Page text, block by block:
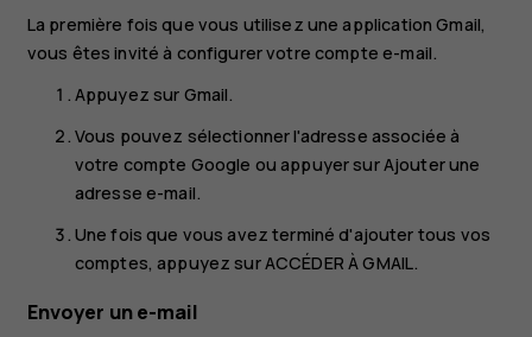
La première fois que vous utilisez une application Gmail,
vous êtes invité à configurer votre compte e-mail.
Appuyez sur Gmail.
Vous pouvez sélectionner l'adresse associée à
votre compte Google ou appuyer surAjouter une
adresse e-mail.
Une fois que vous avez terminé d'ajouter tous vos
comptes, appuyez sur ACCÉDER À GMAIL.
Envoyer un e-mail